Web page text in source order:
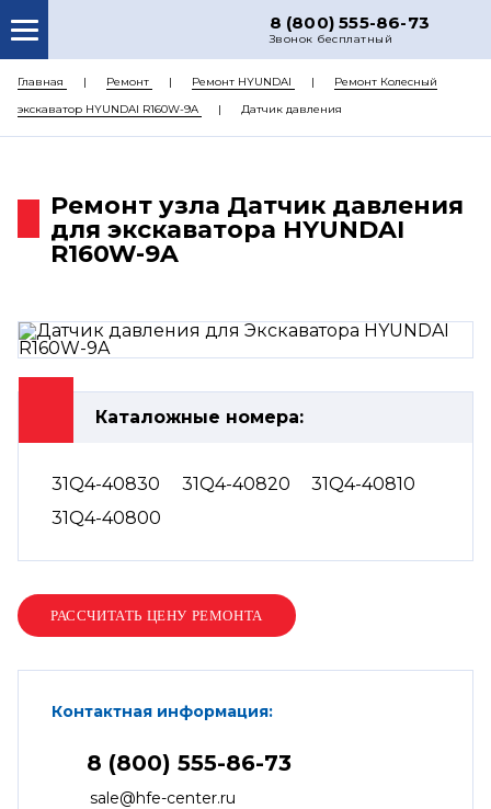
8 (800) 555-86-73
Звонок бесплатный
О НАС
КАТАЛОГ ЗАПЧАСТЕЙ
ДОСТАВКА
ЦЕНЫ
Главная Ремонт Ремонт HYUNDAI
Ремонт Колесный
экскаватор HYUNDAI R160W-9A
Датчик давления
Ремонт узла Датчик давления
для экскаватора HYUNDAI
R160W-9A
Каталожные номера:
31Q4-40830 31Q4-40820
31Q4-40810
31Q4-40800
Контактная информация:
8 (800) 555-86-73
sale@hfe-center.ru